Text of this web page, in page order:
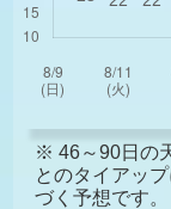
※ 46～90日の
とのタイアッ
づく予想です。